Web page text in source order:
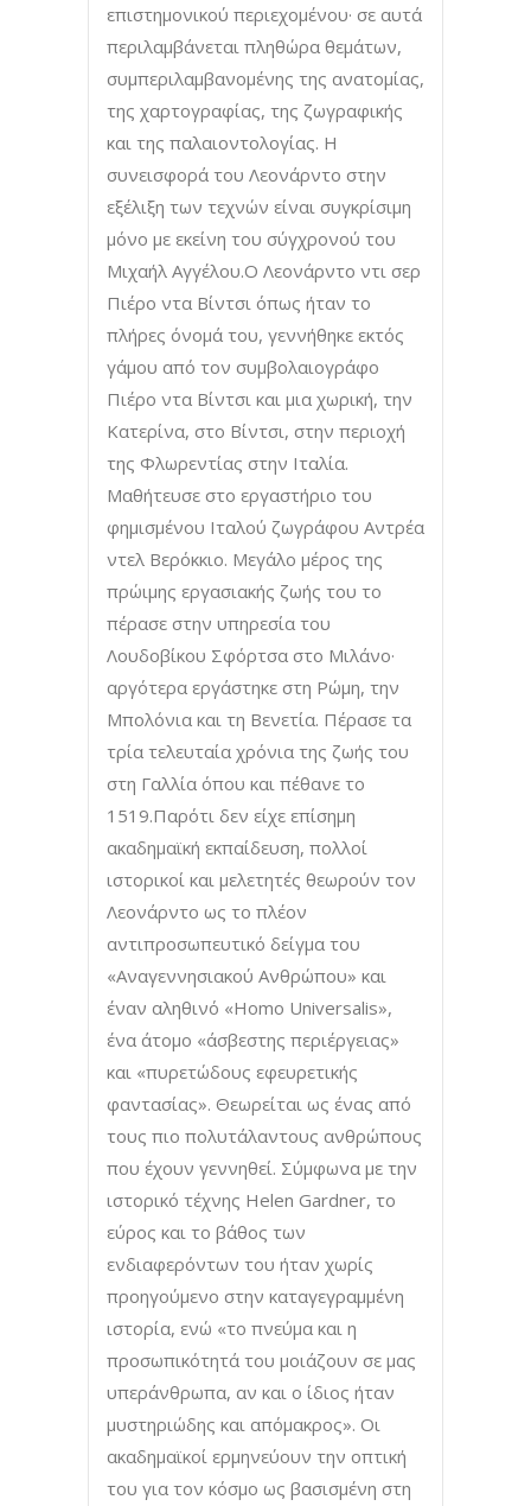
επιστημονικού περιεχομένου· σε αυτά
περιλαμβάνεται πληθώρα θεμάτων,
συμπεριλαμβανομένης της ανατομίας,
της χαρτογραφίας, της ζωγραφικής
και της παλαιοντολογίας. Η
συνεισφορά του Λεονάρντο στην
εξέλιξη των τεχνών είναι συγκρίσιμη
μόνο με εκείνη του σύγχρονού του
Μιχαήλ Αγγέλου.Ο Λεονάρντο ντι σερ
Πιέρο ντα Βίντσι όπως ήταν το
πλήρες όνομά του, γεννήθηκε εκτός
γάμου από τον συμβολαιογράφο
Πιέρο ντα Βίντσι και μια χωρική, την
Κατερίνα, στο Βίντσι, στην περιοχή
της Φλωρεντίας στην Ιταλία.
Μαθήτευσε στο εργαστήριο του
φημισμένου Ιταλού ζωγράφου Αντρέα
ντελ Βερόκκιο. Μεγάλο μέρος της
πρώιμης εργασιακής ζωής του το
πέρασε στην υπηρεσία του
Λουδοβίκου Σφόρτσα στο Μιλάνο·
αργότερα εργάστηκε στη Ρώμη, την
Μπολόνια και τη Βενετία. Πέρασε τα
τρία τελευταία χρόνια της ζωής του
στη Γαλλία όπου και πέθανε το
1519.Παρότι δεν είχε επίσημη
ακαδημαϊκή εκπαίδευση, πολλοί
ιστορικοί και μελετητές θεωρούν τον
Λεονάρντο ως το πλέον
αντιπροσωπευτικό δείγμα του
«Αναγεννησιακού Ανθρώπου» και
έναν αληθινό «Homo Universalis»,
ένα άτομο «άσβεστης περιέργειας»
και «πυρετώδους εφευρετικής
φαντασίας». Θεωρείται ως ένας από
τους πιο πολυτάλαντους ανθρώπους
που έχουν γεννηθεί. Σύμφωνα με την
ιστορικό τέχνης Helen Gardner, το
εύρος και το βάθος των
ενδιαφερόντων του ήταν χωρίς
προηγούμενο στην καταγεγραμμένη
ιστορία, ενώ «το πνεύμα και η
προσωπικότητά του μοιάζουν σε μας
υπεράνθρωπα, αν και ο ίδιος ήταν
μυστηριώδης και απόμακρος». Οι
ακαδημαϊκοί ερμηνεύουν την οπτική
του για τον κόσμο ως βασισμένη στη